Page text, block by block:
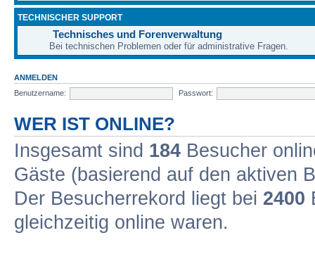
TECHNISCHER SUPPORT
Technisches und Forenverwaltung
Bei technischen Problemen oder für administrative Fragen.
ANMELDEN
Benutzername:
Passwort:
WER IST ONLINE?
Insgesamt sind 184 Besucher
Gäste (basierend auf den aktiven
Der Besucherrekord liegt bei 2400
gleichzeitig online waren.